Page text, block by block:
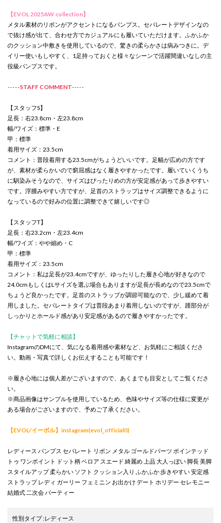
【EVOL 2025AW collection】
メタル素材のリボンがアクセントになるパンプス。セパレートデザインなの
で抜け感が出て、合わせ方でカジュアルにも履いていただけます。ふかふか
のクッション中敷きを使用しているので、驚きの柔らかさは病みつきに。デ
イリー使いもしやすく、1足持っておくと様々なシーンで活躍間違いなしの主
役級パンプスです。
-----STAFF COMMENT-----
【スタッフS】
足長：右23.8cm・左23.8cm
幅/ワイズ：標準・E
甲：標準
着用サイズ：23.5cm
コメント：普段着用する23.5cmがちょうどいいです。足幅が広めの方です
が、素材が柔らかいので窮屈感はなく履きやすかったです。履いていくうち
に馴染みそうなので、サイズはぴったりめの方が安定感があって歩きやすい
です。浮腫みやすい方ですが、足首のストラップはサイズ調整できるように
なっているので好みの位置に調整できて嬉しいです◎
【スタッフT】
足長：右23.2cm・左23.4cm
幅/ワイズ：やや細め・C
甲：標準
着用サイズ：23.5cm
コメント：私は足長が23.4cmですが、ゆったりした履き心地が好きなので
24.0cmもしくはLサイズを選ぶ場合もありますが足長が長めなので23.5cmで
ちょうど良かったです。足首のストラップが調節可能なので、少し緩めて着
用しました。セパレートタイプは普段あまり着用しないのですが、踵部分が
しっかりとホールド感があり安定感があるので履きやすかったです。
【チャットで気軽に相談】
InstagramのDMにて、気になる着用感や素材など、お気軽にご相談くださ
い。動画・写真で詳しくお伝えすることも可能です！
※履き心地には個人差がございますので、あくまでも目安としてご覧くださ
い。
※商品画像はサンプルを使用しているため、色味やサイズ等の仕様に変更が
ある場合がございますので、予めご了承ください。
【EVOL/イーボル】instagram(evol_official0)
レディース パンプス セパレート リボン メタル ゴールドパーツ ポインテッド
トゥ ワンポイント ドット柄 ベロア スエード 綺麗め 上品 大人っぽい 脚長 美脚
スタイルアップ 柔らかい ソフト クッション入り ふかふか 歩きやすい 安定感
ストラップ レディ ガーリー フェミニン お出かけ デート ホリデー セレモニー
結婚式 二次会 パーティー
性別タイプ:レディース